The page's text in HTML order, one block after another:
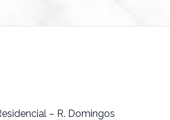
– R. Domingos